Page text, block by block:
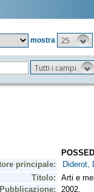
mostra
25
Tutti i campi